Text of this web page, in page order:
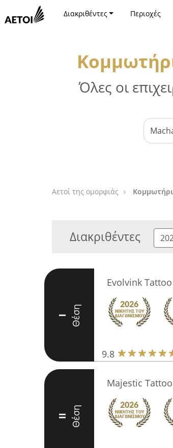
Διακριθέντες Περιοχές
Όλες οι
Αετοί της ομορφιάς
Διακριθέντες
I Θέση
Evolvink
9.8
II Θέση
Majestic